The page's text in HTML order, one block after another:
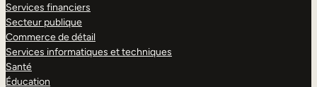
Services financiers
Secteur publique
Commerce de détail
Services informatiques et techniques
Santé
Éducation